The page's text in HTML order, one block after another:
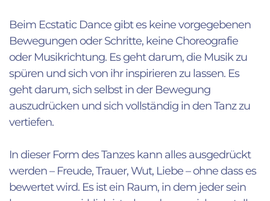
Beim Ecstatic Dance gibt es keine vorgegebenen
Bewegungen oder Schritte, keine Choreografie
oder Musikrichtung. Es geht darum, die Musik zu
spüren und sich von ihr inspirieren zu lassen. Es
geht darum, sich selbst in der Bewegung
auszudrücken und sich vollständig in den Tanz zu
vertiefen.
In dieser Form des Tanzes kann alles ausgedrückt
werden – Freude, Trauer, Wut, Liebe – ohne dass es
bewertet wird. Es ist ein Raum, in dem jeder sein